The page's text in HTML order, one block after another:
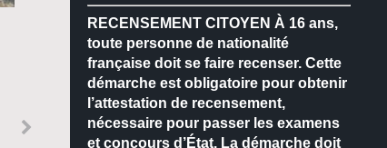
RECENSEMENT CITOYEN À 16 ans,
toute personne de nationalité
française doit se faire recenser. Cette
démarche est obligatoire pour obtenir
l’attestation de recensement,
nécessaire pour passer les examens
et concours d’État.La démarche doit